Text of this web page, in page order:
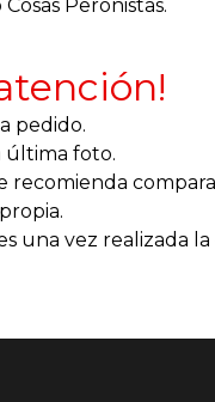
Peronistas.
pedido.
última foto.
recomienda
una vez realizada la